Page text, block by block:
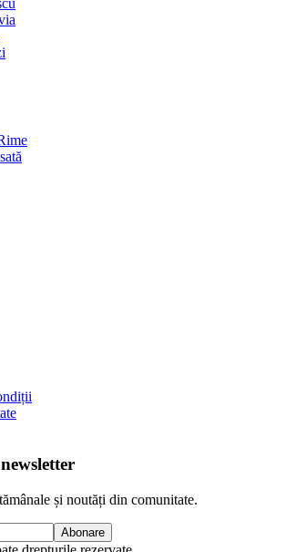
și noutăți din comunitate.
Abonare